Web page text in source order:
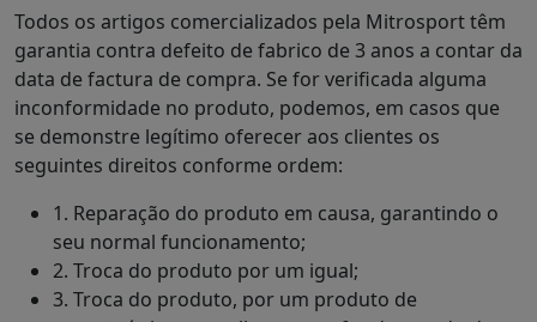
Todos os artigos comercializados pela Mitrosport têm
garantia contra defeito de fabrico de 3 anos a contar da
data de factura de compra. Se for verificada alguma
inconformidade no produto, podemos, em casos que
se demonstre legítimo oferecer aos clientes os
seguintes direitos conforme ordem:
1. Reparação do produto em causa, garantindo o
seu normal funcionamento;
2. Troca do produto por um igual;
3. Troca do produto, por um produto de